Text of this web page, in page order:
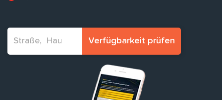
Verfügbarkeit prüfen